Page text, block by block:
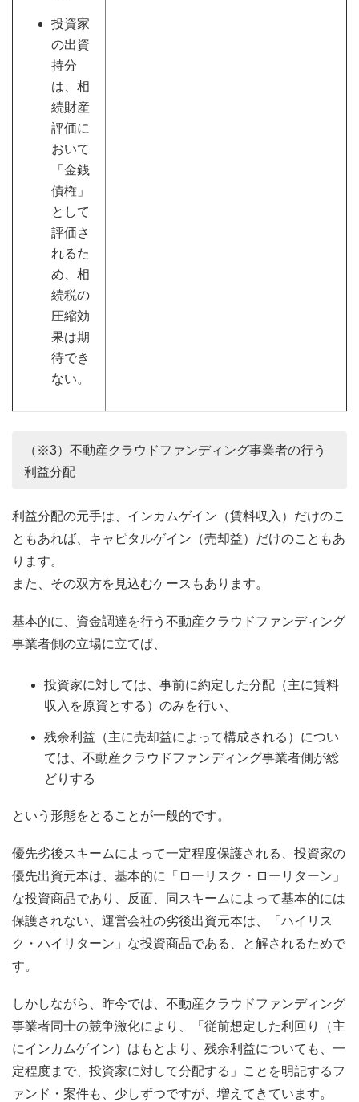
投資家
の出資
持分
は、相
続財産
評価に
おいて
「金銭
債権」
として
評価さ
れるた
め、相
続税の
圧縮効
果は期
待でき
ない。
（※3）不動産クラウドファンディング事業者の行う
利益分配
利益分配の元手は、インカムゲイン（賃料収入）だけのこ
ともあれば、キャピタルゲイン（売却益）だけのこともあ
ります。
また、その双方を見込むケースもあります。
基本的に、資金調達を行う不動産クラウドファンディング
事業者側の立場に立てば、
投資家に対しては、事前に約定した分配（主に賃料
収入を原資とする）のみを行い、
残余利益（主に売却益によって構成される）につい
ては、不動産クラウドファンディング事業者側が総
どりする
という形態をとることが一般的です。
優先劣後スキームによって一定程度保護される、投資家の
優先出資元本は、基本的に「ローリスク・ローリターン」
な投資商品であり、反面、同スキームによって基本的には
保護されない、運営会社の劣後出資元本は、「ハイリス
ク・ハイリターン」な投資商品である、と解されるためで
す。
しかしながら、昨今では、不動産クラウドファンディング
事業者同士の競争激化により、「従前想定した利回り（主
にインカムゲイン）はもとより、残余利益についても、一
定程度まで、投資家に対して分配する」ことを明記するフ
ァンド・案件も、少しずつですが、増えてきています。